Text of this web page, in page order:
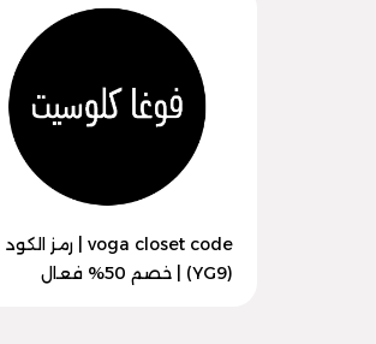
voga closet code | رمز الكود
(YG9) | خصم 50% فعال